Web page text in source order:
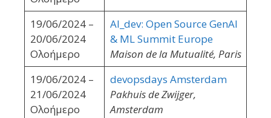
19/06/2024 –
20/06/2024
Ολοήμερο
AI_dev: Open Source GenAI
& ML Summit Europe
Maison de la Mutualité, Paris
19/06/2024 –
21/06/2024
Ολοήμερο
devopsdays Amsterdam
Pakhuis de Zwijger,
Amsterdam